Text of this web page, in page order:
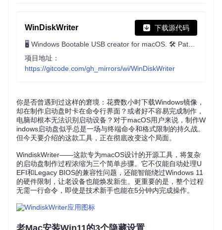
WinDiskWriter 下载源代码
项目地址：
https://gitcode.com/gh_mirrors/wi/WinDiskWriter
你是否曾遇到过这样的窘境：花费数小时下载Windows镜像，
却在制作启动盘时卡在命令行界面？或者好不容易完成制作，
电脑却根本无法识别启动设备？对于macOS用户来说，制作W
indows启动盘似乎总是一场与终端命令和格式限制的持久战。
但今天要介绍的这款工具，正在彻底改变这个局面。
WindiskWriter——这款专为macOS设计的开源工具，将复杂
的启动盘制作过程浓缩为三个简单步骤。它不仅能自动处理U
EFI和Legacy BIOS的兼容性问题，还能智能绕过Windows 11
的硬件限制，让老设备也能焕发新生。更重要的是，整个过程
无需一行命令，即使是技术新手也能在5分钟内完成操作。
老Mac安装Win11的3个隐藏设置